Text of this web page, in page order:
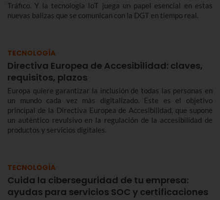
Tráfico. Y la tecnología IoT juega un papel esencial en estas
nuevas balizas que se comunican con la DGT en tiempo real.
TECNOLOGÍA
Directiva Europea de Accesibilidad: claves,
requisitos, plazos
Europa quiere garantizar la inclusión de todas las personas en
un mundo cada vez más digitalizado. Este es el objetivo
principal de la Directiva Europea de Accesibilidad, que supone
un auténtico revulsivo en la regulación de la accesibilidad de
productos y servicios digitales.
TECNOLOGÍA
Cuida la ciberseguridad de tu empresa:
ayudas para servicios SOC y certificaciones